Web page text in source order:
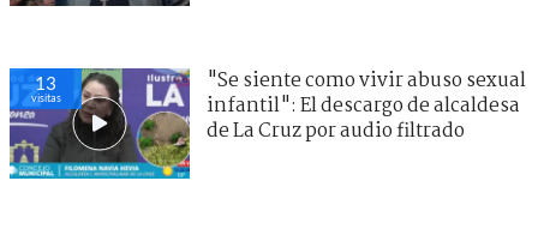
13
visitas
"Se siente como vivir abuso sexual
infantil": El descargo de alcaldesa
de La Cruz por audio filtrado